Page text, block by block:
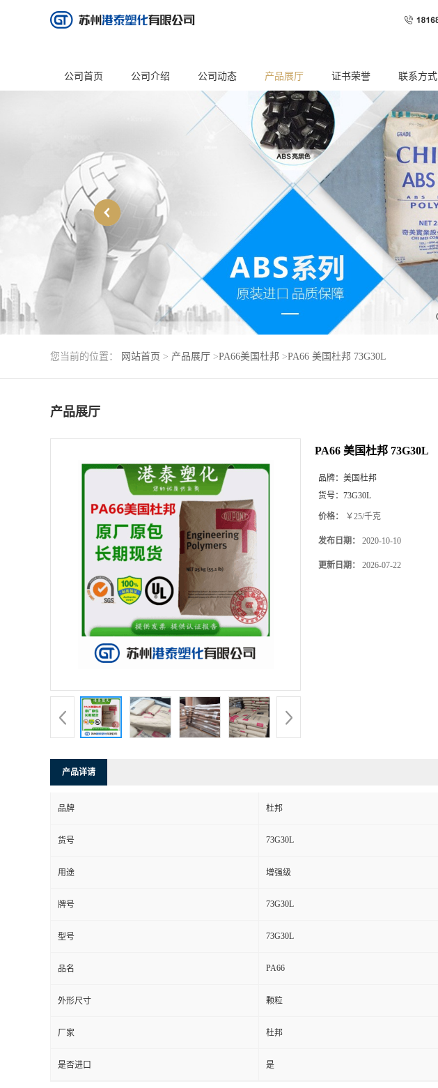
公司首页 公司介绍 公司动态 产品展厅 证书荣誉 联系方式
您当前的位置： 网站首页 > 产品展厅 >PA66美国杜邦 >PA66 美国杜邦 73G30L
产品展厅
PA66 美国杜邦 73G30L
品牌： 美国杜邦
货号： 73G30L
价格： ￥25/千克
发布日期： 2020-10-10
更新日期： 2026-07-22
产品详请
品牌 杜邦
货号 73G30L
用途 增强级
牌号 73G30L
型号 73G30L
品名 PA66
外形尺寸 颗粒
厂家 杜邦
是否进口 是